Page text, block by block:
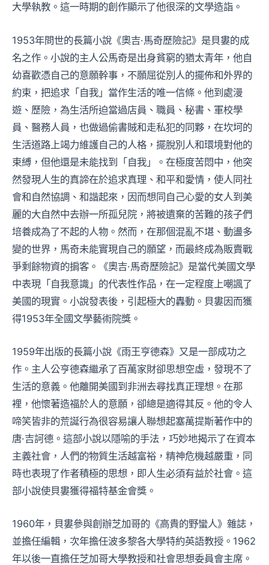
大學執教。這一時期的創作顯示了他很深的文學造詣。
1953年問世的長篇小說《奧吉·馬奇歷險記》是貝婁的成
名之作。小說的主人公馬奇是出身貧窮的猶太青年，他自
幼喜歡憑自己的意願幹事，不願屈從別人的擺佈和外界的
約束，把追求「自我」當作生活的唯一信條。他到處漫
遊、歷險，為生活所迫當過店員、職員、秘書、軍校學
員、醫務人員，也做過偷書賊和走私犯的同夥，在坎坷的
生活道路上竭力維護自己的人格，擺脫別人和環境對他的
束縛，但他還是未能找到「自我」。在極度苦悶中，他突
然發現人生的真諦在於追求真理、和平和愛情，使人同社
會和自然協調、和諧起來，因而想同自己心愛的女人到美
麗的大自然中去辦一所孤兒院，將被遺棄的苦難的孩子們
培養成為了不起的人物。然而，在那個混亂不堪、動盪多
變的世界，馬奇未能實現自己的願望，而最終成為販賣戰
爭剩餘物資的掮客。《奧吉·馬奇歷險記》是當代美國文學
中表現「自我意識」的代表性作品，在一定程度上嘲諷了
美國的現實。小說發表後，引起極大的轟動。貝婁因而獲
得1953年全國文學藝術院獎。
1959年出版的長篇小說《雨王亨德森》又是一部成功之
作。主人公亨德森繼承了百萬家財卻思想空虛，發現不了
生活的意義。他離開美國到非洲去尋找真正理想。在那
裡，他懷著造福於人的意願，卻總是適得其反。他的令人
啼笑皆非的荒誕行為很容易讓人聯想起塞萬提斯著作中的
唐·吉訶德。這部小說以隱喻的手法，巧妙地揭示了在資本
主義社會，人們的物質生活越富裕，精神危機越嚴重，同
時也表現了作者積極的思想，即人生必須有益於社會。這
部小說使貝婁獲得福特基金會獎。
1960年，貝婁參與創辦芝加哥的《高貴的野蠻人》雜誌，
並擔任編輯，次年擔任波多黎各大學特約英語教授。1962
年以後一直擔任芝加哥大學教授和社會思想委員會主席。